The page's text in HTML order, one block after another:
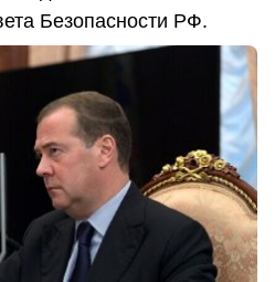
Безопасности РФ.